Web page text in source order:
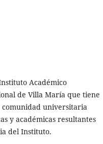
Académico
de Villa María que tiene
universitaria
y académicas resultantes
del Instituto.